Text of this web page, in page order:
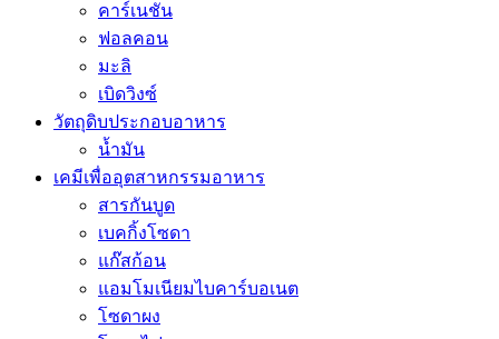
คาร์เนชัน
ฟอลคอน
มะลิ
เบิดวิงซ์
วัตถุดิบประกอบอาหาร
น้ำมัน
เคมีเพื่ออุตสาหกรรมอาหาร
สารกันบูด
เบคกิ้งโซดา
แก๊สก้อน
แอมโมเนียมไบคาร์บอเนต
โซดาผง